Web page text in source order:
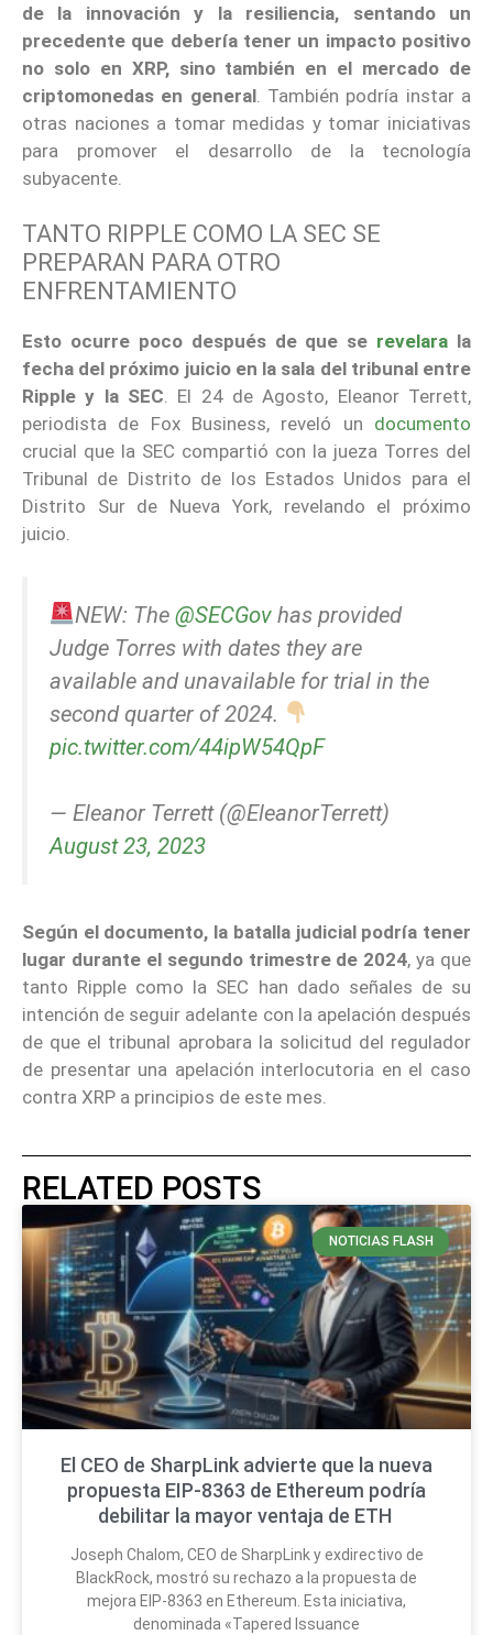
de la innovación y la resiliencia, sentando un
precedente que debería tener un impacto positivo
no solo en XRP, sino también en el mercado de
criptomonedas en general. También podría instar a
otras naciones a tomar medidas y tomar iniciativas
para promover el desarrollo de la tecnología
subyacente.
TANTO RIPPLE COMO LA SEC SE
PREPARAN PARA OTRO
ENFRENTAMIENTO
Esto ocurre poco después de que se revelara la
fecha del próximo juicio en la sala del tribunal entre
Ripple y la SEC. El 24 de Agosto, Eleanor Terrett,
periodista de Fox Business, reveló un documento
crucial que la SEC compartió con la jueza Torres del
Tribunal de Distrito de los Estados Unidos para el
Distrito Sur de Nueva York, revelando el próximo
juicio.
NEW: The@SECGov has provided
Judge Torres with dates they are
available and unavailable for trial in the
second quarter of 2024.
pic.twitter.com/44ipW54QpF
— Eleanor Terrett (@EleanorTerrett)
August 23, 2023
Según el documento, la batalla judicial podría tener
lugar durante el segundo trimestre de 2024, ya que
tanto Ripple como la SEC han dado señales de su
intención de seguir adelante con la apelación después
de que el tribunal aprobara la solicitud del regulador
de presentar una apelación interlocutoria en el caso
contra XRP a principios de este mes.
RELATED POSTS
NOTICIAS FLASH
El CEO de SharpLink advierte que la nueva
propuesta EIP-8363 de Ethereum podría
debilitar la mayor ventaja de ETH
Joseph Chalom, CEO de SharpLink y exdirectivo de
BlackRock, mostró su rechazo a la propuesta de
mejora EIP-8363 en Ethereum. Esta iniciativa,
denominada «Tapered Issuance